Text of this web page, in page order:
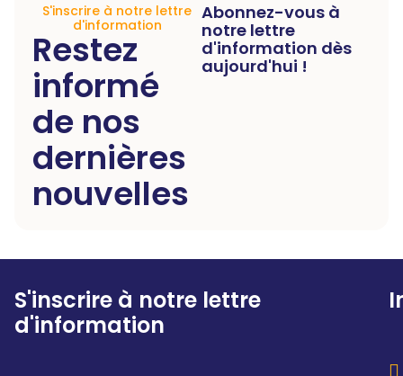
S'inscrire à notre lettre
d'information
Restez
informé
de nos
dernières
nouvelles
Abonnez-vous à
notre lettre
d'information dès
aujourd'hui !
S'inscrire à notre lettre
d'information